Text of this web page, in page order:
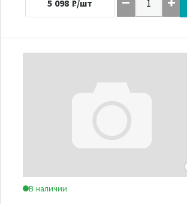
5 098 ₽/шт
В наличии